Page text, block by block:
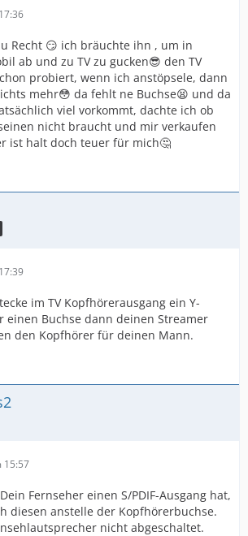
Recht 😏 ich bräuchte ihn , um in
ab und zu TV zu gucken😎 den TV
probiert, wenn ich anstöpsele, dann
mehr😳 da fehlt ne Buchse😫 und da
viel vorkommt, dachte ich ob
nicht braucht und mir verkaufen
ist halt doch teuer für mich🤔
im TV Kopfhörerausgang ein Y-
einen Buchse dann deinen Streamer
den Kopfhörer für deinen Mann.
15:57
Fernseher einen S/PDIF-Ausgang hat,
diesen anstelle der Kopfhörerbuchse.
nicht abgeschaltet.